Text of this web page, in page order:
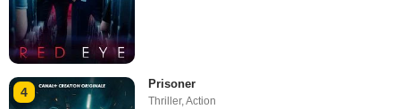
4
Prisoner
Thriller,Action